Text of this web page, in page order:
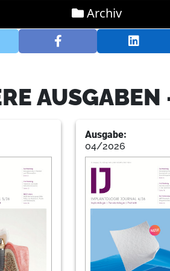
Archiv
Ausgabe:
04/2026